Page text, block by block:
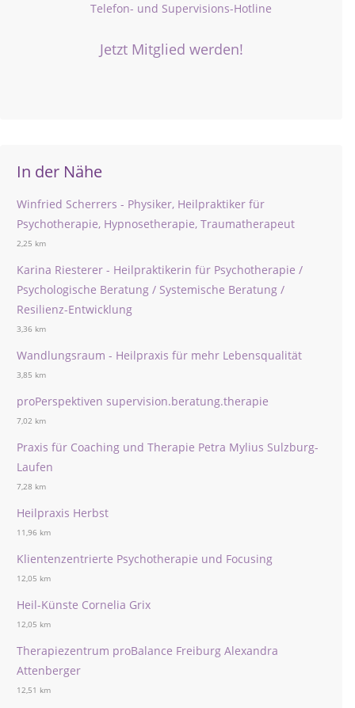
Telefon- und Supervisions-Hotline
Jetzt Mitglied werden!
In der Nähe
Winfried Scherrers - Physiker, Heilpraktiker für
Psychotherapie, Hypnosetherapie, Traumatherapeut
2,25 km
Karina Riesterer - Heilpraktikerin für Psychotherapie /
Psychologische Beratung / Systemische Beratung /
Resilienz-Entwicklung
3,36 km
Wandlungsraum - Heilpraxis für mehr Lebensqualität
3,85 km
proPerspektiven supervision.beratung.therapie
7,02 km
Praxis für Coaching und Therapie Petra Mylius Sulzburg-
Laufen
7,28 km
Heilpraxis Herbst
11,96 km
Klientenzentrierte Psychotherapie und Focusing
12,05 km
Heil-Künste Cornelia Grix
12,05 km
Therapiezentrum proBalance Freiburg Alexandra
Attenberger
12,51 km